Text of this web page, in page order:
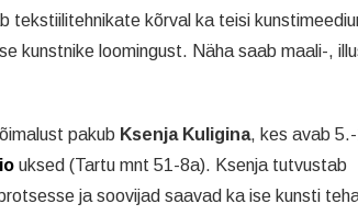
tekstiilitehnikate kõrval ka teisi
kunstnike loomingust. Näha saab maali-,
pakub Ksenja Kuligina, kes avab
uksed (Tartu mnt 51-8a). Ksenja tutvustab
ja soovijad saavad ka ise kunsti